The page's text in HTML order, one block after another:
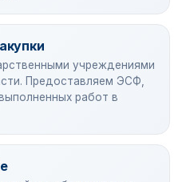
учреждениями
Предоставляем ЭСФ,
работ в